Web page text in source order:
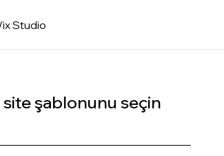
Studio
şablonunu seçin